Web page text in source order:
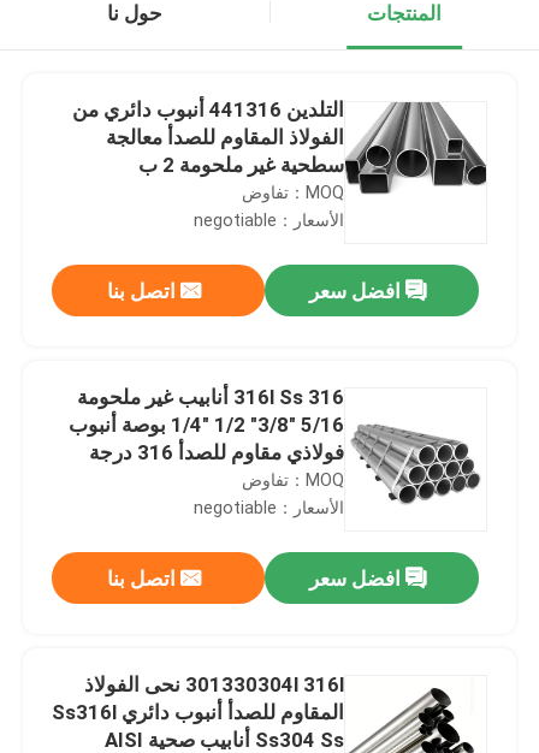
المنتجات حول نا
التلدين 441316 أنبوب دائري من
الفولاذ المقاوم للصدأ معالجة
سطحية غير ملحومة 2 ب
MOQ：تفاوض
الأسعار：negotiable
افضل سعر اتصل بنا
316l Ss 316 أنابيب غير ملحومة
5/16 "3/8" 1/2 "1/4 بوصة أنبوب
فولاذي مقاوم للصدأ 316 درجة
MOQ：تفاوض
الأسعار：negotiable
افضل سعر اتصل بنا
301330304l 316l نحى الفولاذ
المقاوم للصدأ أنبوب دائري Ss316l
Ss304 Ss أنابيب صحية AISI